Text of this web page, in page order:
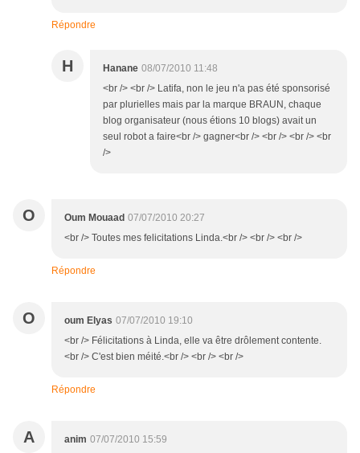
Répondre
H Hanane 08/07/2010 11:48
<br /> <br /> Latifa, non le jeu n'a pas été sponsorisé
par plurielles mais par la marque BRAUN, chaque
blog organisateur (nous étions 10 blogs) avait un
seul robot a faire<br /> gagner<br /> <br /> <br /> <br
/>
O Oum Mouaad 07/07/2010 20:27
<br /> Toutes mes felicitations Linda.<br /> <br /> <br />
Répondre
O oum Elyas 07/07/2010 19:10
<br /> Félicitations à Linda, elle va être drôlement contente.
<br /> C'est bien méité.<br /> <br /> <br />
Répondre
A anim 07/07/2010 15:59